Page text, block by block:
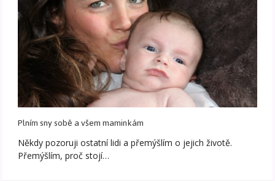
Plním sny sobě a všem maminkám
Někdy pozoruji ostatní lidi a přemýšlím o jejich životě.
Přemýšlím, proč stojí…